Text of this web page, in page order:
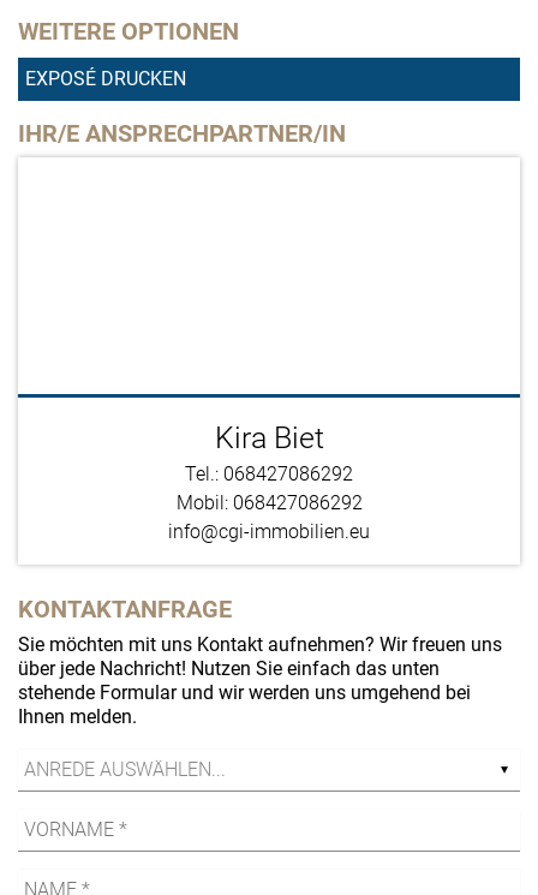
WEITERE OPTIONEN
EXPOSÉ DRUCKEN
IHR/E ANSPRECHPARTNER/IN
Kira Biet
Tel.: 068427086292
Mobil: 068427086292
info@cgi-immobilien.eu
KONTAKTANFRAGE
Sie möchten mit uns Kontakt aufnehmen? Wir freuen uns
über jede Nachricht! Nutzen Sie einfach das unten
stehende Formular und wir werden uns umgehend bei
Ihnen melden.